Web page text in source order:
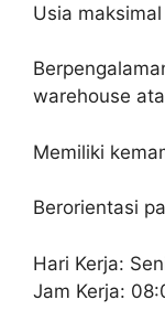
Usia
warehouse
Memiliki
Berorientasi
Hari Kerja:
Jam Kerja: